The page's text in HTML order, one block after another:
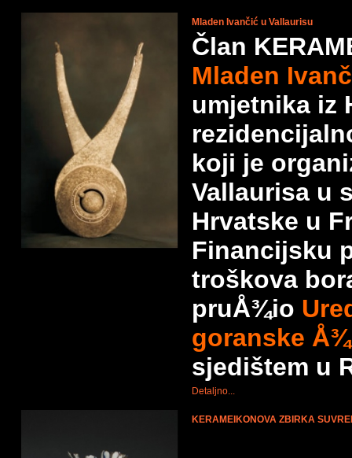
Mladen Ivančić u Vallaurisu
Član
Mladen
umjetnika iz
koji je
Vallaurisa u
Hrvatske u
Financijsku
troškova
pruÅ¾io
goranske
sjedištem u
Detaljno...
KERAMEIKONOVA ZBIRKA